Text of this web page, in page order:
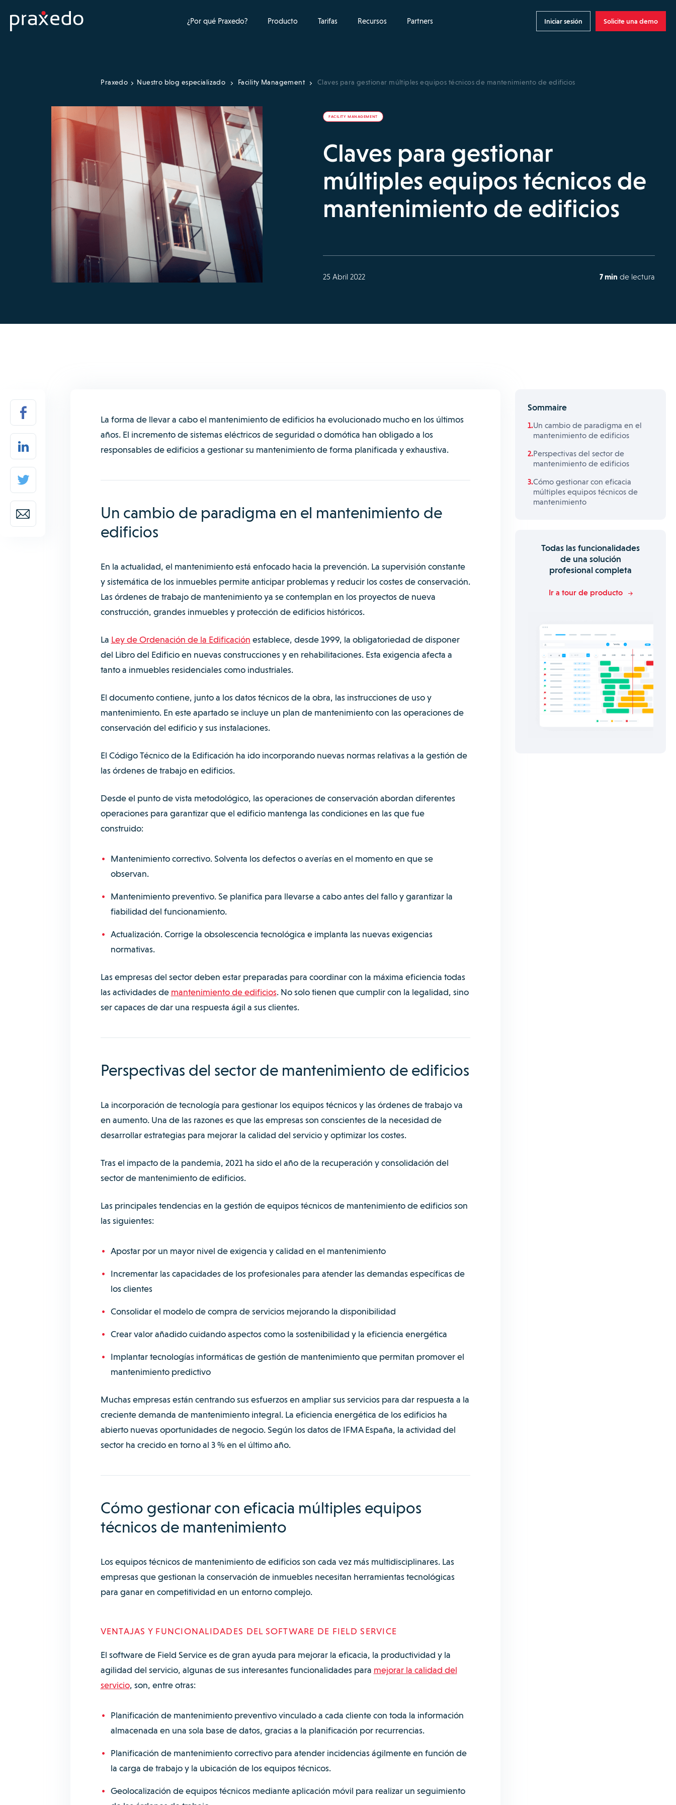
¿Por qué Praxedo? Producto Tarifas Recursos Partners Iniciar sesión Solicite una demo
Praxedo Nuestro blog especializado Facility Management Claves para gestionar múltiples equipos técnicos de mantenimiento de edificios
FACILITY MANAGEMENT
Claves para gestionar
múltiples equipos técnicos de
mantenimiento de edificios
25 Abril 2022 7 min de lectura
La forma de llevar a cabo el mantenimiento de edificios ha evolucionado mucho en los últimos
años. El incremento de sistemas eléctricos de seguridad o domótica han obligado a los
responsables de edificios a gestionar su mantenimiento de forma planificada y exhaustiva.
Un cambio de paradigma en el mantenimiento de
edificios
En la actualidad, el mantenimiento está enfocado hacia la prevención. La supervisión constante
y sistemática de los inmuebles permite anticipar problemas y reducir los costes de conservación.
Las órdenes de trabajo de mantenimiento ya se contemplan en los proyectos de nueva
construcción, grandes inmuebles y protección de edificios históricos.
La Ley de Ordenación de la Edificación establece, desde 1999, la obligatoriedad de disponer
del Libro del Edificio en nuevas construcciones y en rehabilitaciones. Esta exigencia afecta a
tanto a inmuebles residenciales como industriales.
El documento contiene, junto a los datos técnicos de la obra, las instrucciones de uso y
mantenimiento. En este apartado se incluye un plan de mantenimiento con las operaciones de
conservación del edificio y sus instalaciones.
El Código Técnico de la Edificación ha ido incorporando nuevas normas relativas a la gestión de
las órdenes de trabajo en edificios.
Desde el punto de vista metodológico, las operaciones de conservación abordan diferentes
operaciones para garantizar que el edificio mantenga las condiciones en las que fue
construido:
Mantenimiento correctivo. Solventa los defectos o averías en el momento en que se
observan.
Mantenimiento preventivo. Se planifica para llevarse a cabo antes del fallo y garantizar la
fiabilidad del funcionamiento.
Actualización. Corrige la obsolescencia tecnológica e implanta las nuevas exigencias
normativas.
Las empresas del sector deben estar preparadas para coordinar con la máxima eficiencia todas
las actividades de mantenimiento de edificios. No solo tienen que cumplir con la legalidad, sino
ser capaces de dar una respuesta ágil a sus clientes.
Perspectivas del sector de mantenimiento de edificios
La incorporación de tecnología para gestionar los equipos técnicos y las órdenes de trabajo va
en aumento. Una de las razones es que las empresas son conscientes de la necesidad de
desarrollar estrategias para mejorar la calidad del servicio y optimizar los costes.
Tras el impacto de la pandemia, 2021 ha sido el año de la recuperación y consolidación del
sector de mantenimiento de edificios.
Las principalestendencias en la gestión de equipos técnicosde mantenimiento de edificios son
las siguientes:
Apostar por un mayor nivel de exigencia y calidad en el mantenimiento
Incrementar las capacidades de los profesionales para atender las demandas específicas de
los clientes
Consolidar el modelo de compra de servicios mejorando la disponibilidad
Crear valor añadido cuidando aspectos como la sostenibilidad y la eficiencia energética
Implantar tecnologías informáticas de gestión de mantenimiento que permitan promover el
mantenimiento predictivo
Muchas empresas están centrando sus esfuerzos en ampliar sus servicios para dar respuesta a la
creciente demanda de mantenimiento integral. La eficiencia energética de los edificios ha
abierto nuevas oportunidades de negocio. Según los datos de IFMA España, la actividad del
sector ha crecido en torno al 3 % en el último año.
Cómo gestionar con eficacia múltiples equipos
técnicos de mantenimiento
Los equipos técnicos de mantenimiento de edificios son cada vez más multidisciplinares. Las
empresas que gestionan la conservación de inmuebles necesitan herramientas tecnológicas
para ganar en competitividad en un entorno complejo.
VENTAJAS Y FUNCIONALIDADES DEL SOFTWARE DE FIELD SERVICE
El software de Field Service es de gran ayuda para mejorar la eficacia, la productividad y la
agilidad del servicio, algunas de sus interesantes funcionalidades para mejorar la calidad del
servicio, son, entre otras:
Planificación de mantenimiento preventivo vinculado a cada cliente con toda la información
almacenada en una sola base de datos, gracias a la planificación por recurrencias.
Planificación de mantenimiento correctivo para atender incidencias ágilmente en función de
la carga de trabajo y la ubicación de los equipos técnicos.
Geolocalización de equipos técnicos mediante aplicación móvil para realizar un seguimiento
Sommaire
Un cambio de paradigma en el
mantenimiento de edificios
Perspectivas del sector de
mantenimiento de edificios
Cómo gestionar con eficacia
múltiples equipos técnicos de
mantenimiento
Todas las funcionalidades
de una solución
profesional completa
Ir a tour de producto